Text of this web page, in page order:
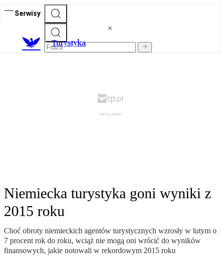
Serwisy
Turystyka
Niemiecka turystyka goni wyniki z
2015 roku
Choć obroty niemieckich agentów turystycznych wzrosły w lutym o
7 procent rok do roku, wciąż nie mogą oni wrócić do wyników
finansowych, jakie notowali w rekordowym 2015 roku